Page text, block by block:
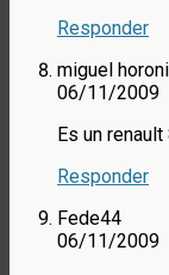
Responder
miguel
06/11/2009
Es un
Responder
Fede44
06/11/2009